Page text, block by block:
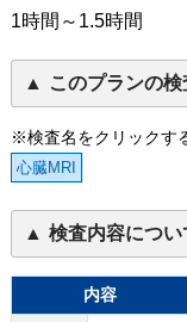
1時間～1.5時間
このプランの検
※検査名をクリックす
心臓MRI
検査内容につい
内容